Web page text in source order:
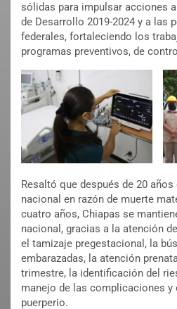
sólidas para impulsar acciones
de Desarrollo 2019-2024 y a las
federales, fortaleciendo los
programas preventivos, de
Resaltó que después de 20
nacional en razón de muerte
cuatro años, Chiapas se
nacional, gracias a la atención
el tamizaje pregestacional, la
embarazadas, la atención
trimestre, la identificación del
manejo de las complicaciones y
puerperio.